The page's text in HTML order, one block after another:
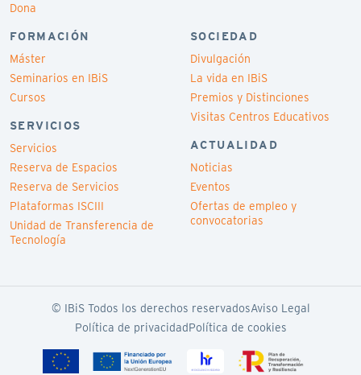
Dona
FORMACIÓN
Máster
Seminarios en IBiS
Cursos
SERVICIOS
Servicios
Reserva de Espacios
Reserva de Servicios
Plataformas ISCIII
Unidad de Transferencia de
Tecnología
SOCIEDAD
Divulgación
La vida en IBiS
Premios y Distinciones
Visitas Centros Educativos
ACTUALIDAD
Noticias
Eventos
Ofertas de empleo y
convocatorias
© IBiS Todos los derechos reservadosAviso Legal
Política de privacidadPolítica de cookies